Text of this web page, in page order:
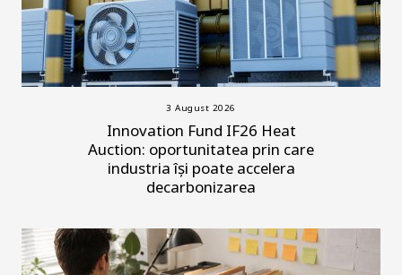
3 August 2026
Innovation Fund IF26 Heat
Auction: oportunitatea prin care
industria își poate accelera
decarbonizarea